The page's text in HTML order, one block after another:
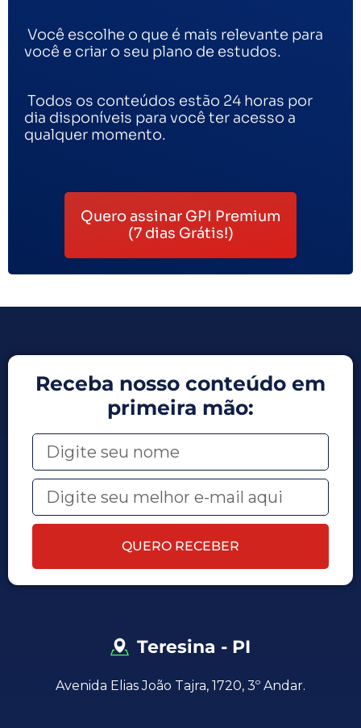
Você escolhe o que é mais relevante para
você e criar o seu plano de estudos.
Todos os conteúdos estão 24 horas por
dia disponíveis para você ter acesso a
qualquer momento.
Quero assinar GPI Premium
(7 dias Grátis!)
Receba nosso conteúdo em
primeira mão:
QUERO RECEBER
Teresina - PI
Avenida Elias João Tajra, 1720, 3º Andar.